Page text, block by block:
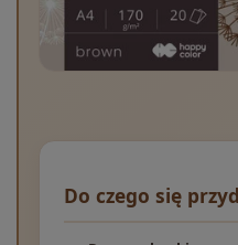
Do czego się